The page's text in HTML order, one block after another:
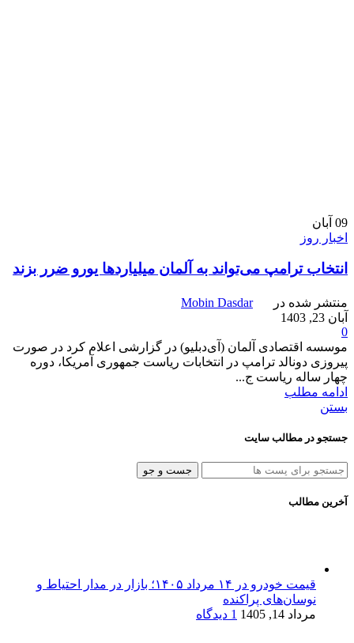
09 آبان
اخبار روز
انتخاب ترامپ می‌تواند به آلمان میلیاردها یورو ضرر بزند
منتشر شده در
Mobin Dasdar
آبان 23, 1403
0
موسسه اقتصادی آلمان (آی‌دبلیو) در گزارشی اعلام کرد در صورت
پیروزی دونالد ترامپ در انتخابات ریاست‌ جمهوری آمریکا، دوره
چهار ساله ریاست ج...
ادامه مطلب
بستن
جستجو در مطالب سایت
جست و جو
آخرین مطالب
قیمت خودرو در ۱۴ مرداد ۱۴۰۵؛ بازار در مدار احتیاط و
نوسان‌های پراکنده
مرداد 14, 1405
1 دیدگاه